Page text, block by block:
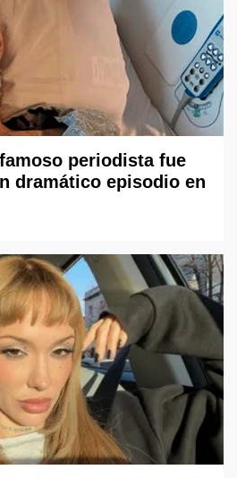
periodista fue
dramático episodio en